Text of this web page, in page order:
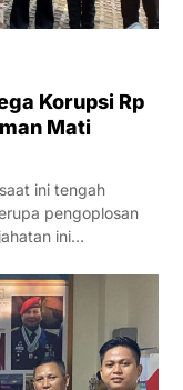
Korupsi Rp
Mati
ini tengah
pengoplosan
ini…